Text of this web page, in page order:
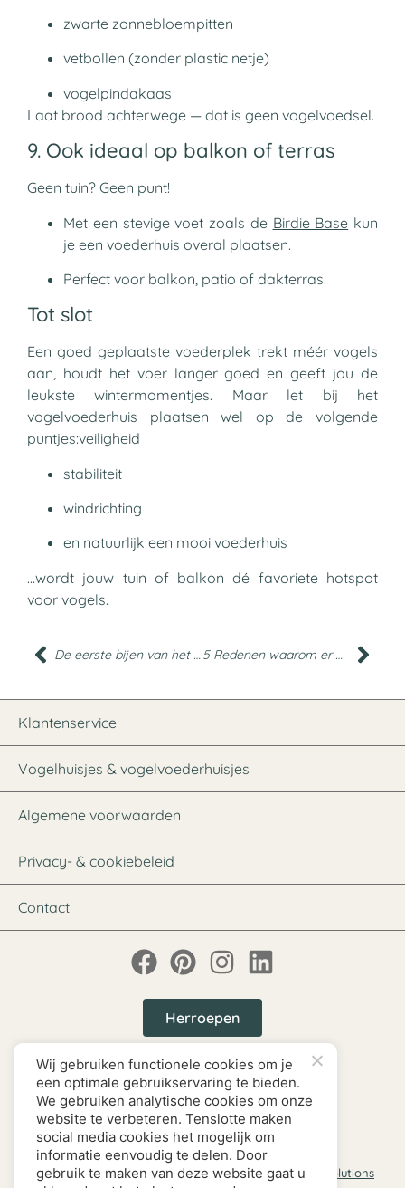
zwarte zonnebloempitten
vetbollen (zonder plastic netje)
vogelpindakaas
Laat brood achterwege — dat is geen vogelvoedsel.
9. Ook ideaal op balkon of terras
Geen tuin? Geen punt!
Met een stevige voet zoals de Birdie Base kun
je een voederhuis overal plaatsen.
Perfect voor balkon, patio of dakterras.
Tot slot
Een goed geplaatste voederplek trekt méér vogels
aan, houdt het voer langer goed en geeft jou de
leukste wintermomentjes. Maar let bij het
vogelvoederhuis plaatsen wel op de volgende
puntjes:veiligheid
stabiliteit
windrichting
en natuurlijk een mooi voederhuis
…wordt jouw tuin of balkon dé favoriete hotspot
voor vogels.
De eerste bijen van het jaar 5 Redenen waarom er geen vogels in je moderne vogelvoederhuisje komen
Klantenservice
Vogelhuisjes & vogelvoederhuisjes
Algemene voorwaarden
Privacy- & cookiebeleid
Contact
Herroepen
Copyright © 2026www.heeej.nlWebsite doorBEWISE Solutions
Wij gebruiken functionele cookies om je
een optimale gebruikservaring te bieden.
We gebruiken analytische cookies om onze
website te verbeteren. Tenslotte maken
social media cookies het mogelijk om
informatie eenvoudig te delen. Door
gebruik te maken van deze website gaat u